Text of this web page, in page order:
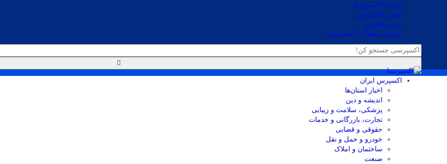
درباره اکسپرس‌نا
تماس اکسپرسی
حریم شخصی
بازنشر محتوا در اکسپرس‌نا
اکسپرس ایران
اخبار استان‌ها
اندیشه و دین
پزشکی، سلامت و زیبایی
تجارت، بازرگانی و خدمات
حقوقی و قضایی
خودرو و حمل و نقل
ساختمان و املاک
صنعت